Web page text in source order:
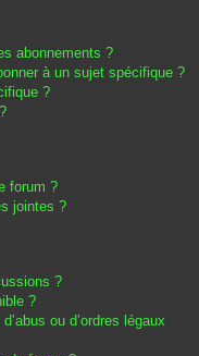
abonnements ?
à un sujet spécifique ?
?
forum ?
jointes ?
?
?
ou d’ordres légaux